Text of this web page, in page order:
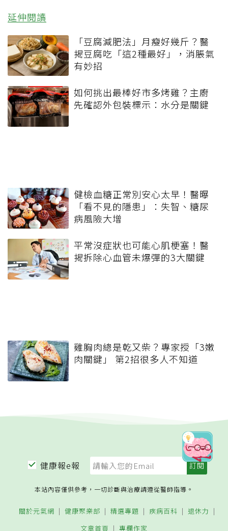
延伸閱讀
「豆腐減肥法」月瘦好幾斤？醫
揭豆腐吃「這2種最好」，消脹氣
有妙招
如何挑出最棒好市多烤雞？主廚
先確認外包裝標示：水分是關鍵
健檢血糖正常別安心太早！醫曝
「看不見的隱患」：失智、糖尿
病風險大增
平常沒症狀也可能心肌梗塞！醫
揭拆除心血管未爆彈的3大關鍵
雞胸肉總是乾又柴？專家授「3嫩
肉關鍵」 第2招很多人不知道
健康報e報
本站內容僅供參考，一切診斷與治療請遵從醫師指導。
關於元氣網 健康聚樂部 精選專題 疾病百科
退休力
文章首頁
專欄作家